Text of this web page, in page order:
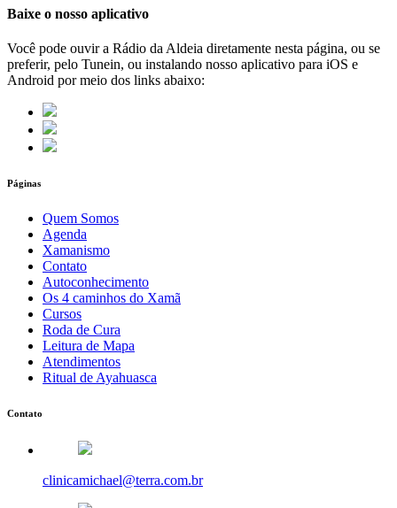
Baixe o nosso aplicativo
Você pode ouvir a Rádio da Aldeia diretamente nesta página, ou se
preferir, pelo Tunein, ou instalando nosso aplicativo para iOS e
Android por meio dos links abaixo:
Páginas
Quem Somos
Agenda
Xamanismo
Contato
Autoconhecimento
Os 4 caminhos do Xamã
Cursos
Roda de Cura
Leitura de Mapa
Atendimentos
Ritual de Ayahuasca
Contato
clinicamichael@terra.com.br